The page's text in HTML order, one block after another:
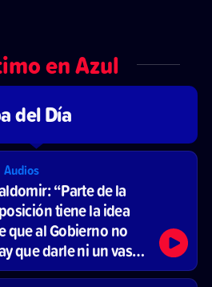
en Azul
del Día
Audios
“Parte de la
tiene la idea
que al Gobierno no
que darle ni un vaso
agua”